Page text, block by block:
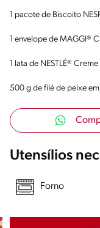
1 pacote de Biscoito
1 envelope de MAGGI®
1 lata de NESTLÉ®
500 g de filé de peixe
Utensílios
Forno